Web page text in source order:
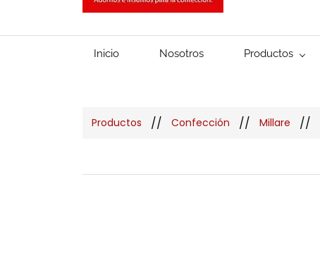
Inicio Nosotros Productos
Productos // Confección // Millare //